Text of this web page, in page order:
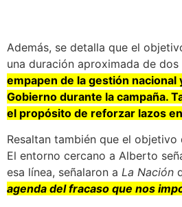
Además, se detalla que el
una duración aproximada de dos
empapen de la gestión
Gobierno durante la campaña.
el propósito de reforzar lazos
Resaltan también que el
El entorno cercano a Alberto
esa línea, señalaron a La Nación
agenda del fracaso que nos